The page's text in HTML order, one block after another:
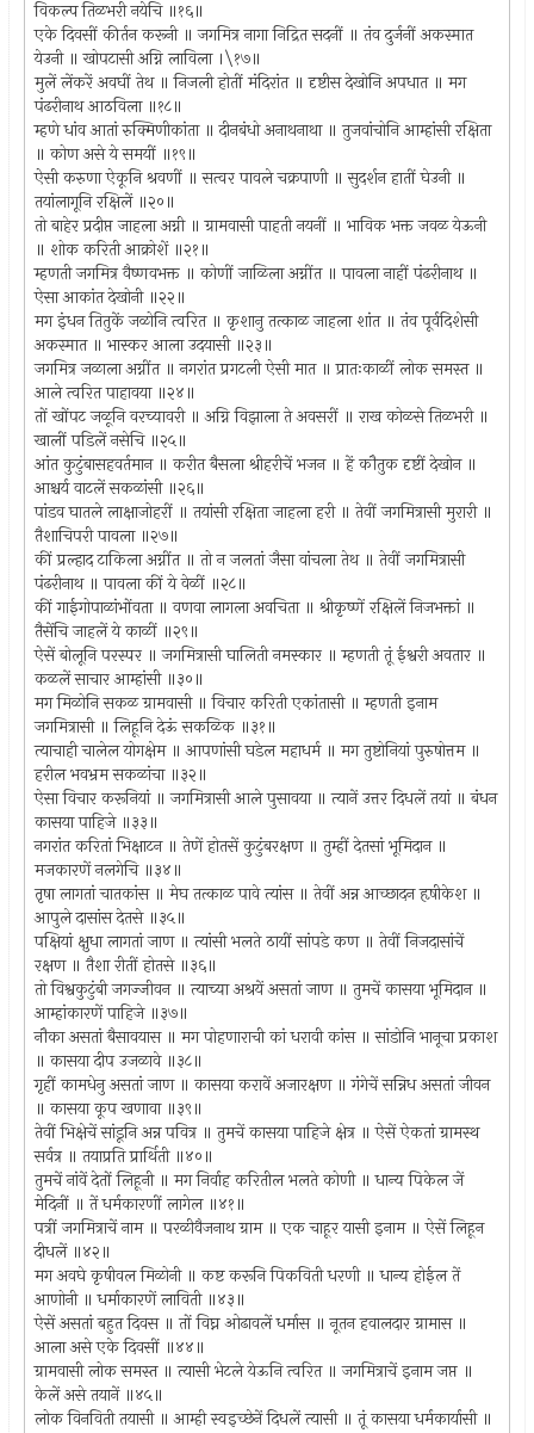
विकल्प तिळभरी नयेचि ॥१६॥
एके दिवसीं कीर्तन करूनी ॥ जगमित्र नागा निद्रित सदनीं ॥ तंव दुर्जनीं अकस्मात
येउनी ॥ खोपटासी अग्नि लाविला ।\१७॥
मुलें लेंकरें अवघीं तेथ ॥ निजली होतीं मंदिरांत ॥ दृष्टीस देखोनि अपधात ॥ मग
पंढरीनाथ आठविला ॥१८॥
म्हणे धांव आतां रुक्मिणीकांता ॥ दीनबंधो अनाथनाथा ॥ तुजवांचोनि आम्हांसी रक्षिता
॥ कोण असे ये समयीं ॥१९॥
ऐसी करुणा ऐकूनि श्रवणीं ॥ सत्वर पावले चक्रपाणी ॥ सुदर्शन हातीं घेउनी ॥
तयांलागूनि रक्षिलें ॥२०॥
तो बाहेर प्रदीप्त जाहला अग्नी ॥ ग्रामवासी पाहती नयनीं ॥ भाविक भक्त जवळ येऊनी
॥ शोक करिती आक्रोशें ॥२१॥
म्हणती जगमित्र वैष्णवभक्त ॥ कोणीं जाळिला अग्नींत ॥ पावला नाहीं पंढरीनाथ ॥
ऐसा आकांत देखोनी ॥२२॥
मग इंधन तितुकें जळोनि त्वरित ॥ कृशानु तत्काळ जाहला शांत ॥ तंव पूर्वदिशेसी
अकस्मात ॥ भास्कर आला उदयासी ॥२३॥
जगमित्र जळाला अग्नींत ॥ नगरांत प्रगटली ऐसी मात ॥ प्रातःकाळीं लोक समस्त ॥
आले त्वरित पाहावया ॥२४॥
तों खोंपट जळूनि वरच्यावरी ॥ अग्नि विझाला ते अवसरीं ॥ राख कोळसे तिळभरी ॥
खालीं पडिलें नसेचि ॥२५॥
आंत कुटुंबासहवर्तमान ॥ करीत बैसला श्रीहरीचें भजन ॥ हें कौतुक दृष्टीं देखोन ॥
आश्चर्य वाटलें सकळांसी ॥२६॥
पांडव घातले लाक्षाजोहरीं ॥ तयांसी रक्षिता जाहला हरी ॥ तेवीं जगमित्रासी मुरारी ॥
तैशाचिपरी पावला ॥२७॥
कीं प्रल्हाद टाकिला अग्नींत ॥ तो न जलतां जैसा वांचला तेथ ॥ तेवीं जगमित्रासी
पंढरीनाथ ॥ पावला कीं ये वेळीं ॥२८॥
कीं गाईगोपाळांभोंवता ॥ वणवा लागला अवचिता ॥ श्रीकृष्णें रक्षिलें निजभक्तां ॥
तैसेंचि जाहलें ये काळीं ॥२९॥
ऐसें बोलूनि परस्पर ॥ जगमित्रासी घालिती नमस्कार ॥ म्हणती तूं ईश्वरी अवतार ॥
कळलें साचार आम्हांसी ॥३०॥
मग मिळोनि सकळ ग्रामवासी ॥ विचार करिती एकांतासी ॥ म्हणती इनाम
जगमित्रासी ॥ लिहूनि देऊं सकळिक ॥३१॥
त्याचाही चालेल योगक्षेम ॥ आपणांसी घडेल महाधर्म ॥ मग तुष्टोनियां पुरुषोत्तम ॥
हरील भवभ्रम सकळांचा ॥३२॥
ऐसा विचार करूनियां ॥ जगमित्रासी आले पुसावया ॥ त्यानें उत्तर दिधलें तयां ॥ बंधन
कासया पाहिजे ॥३३॥
नगरांत करितां भिक्षाटन ॥ तेणें होतसें कुटुंबरक्षण ॥ तुम्हीं देतसां भूमिदान ॥
मजकारणें नलगेचि ॥३४॥
तृषा लागतां चातकांस ॥ मेघ तत्काळ पावे त्यांस ॥ तेवीं अन्न आच्छादन हृषीकेश ॥
आपुले दासांस देतसे ॥३५॥
पक्षियां क्षुधा लागतां जाण ॥ त्यांसी भलते ठायीं सांपडे कण ॥ तेवीं निजदासांचें
रक्षण ॥ तैशा रीतीं होतसे ॥३६॥
तो विश्वकुटुंबी जगज्जीवन ॥ त्याच्या अश्रयें असतां जाण ॥ तुमचें कासया भूमिदान ॥
आम्हांकारणें पाहिजे ॥३७॥
नौका असतां बैसावयास ॥ मग पोहणाराची कां धरावी कांस ॥ सांडोनि भानूचा प्रकाश
॥ कासया दीप उजळावे ॥३८॥
गृहीं कामधेनु असतां जाण ॥ कासया करावें अजारक्षण ॥ गंगेचें सन्निध असतां जीवन
॥ कासया कूप खणावा ॥३९॥
तेवीं भिक्षेचें सांडूनि अन्न पवित्र ॥ तुमचें कासया पाहिजे क्षेत्र ॥ ऐसें ऐकतां ग्रामस्थ
सर्वत्र ॥ तयाप्रति प्रार्थिती ॥४०॥
तुमचें नांवें देतों लिहूनी ॥ मग निर्वाह करितील भलते कोणी ॥ धान्य पिकेल जें
मेदिनीं ॥ तें धर्मकारणीं लागेल ॥४१॥
पत्रीं जगमित्राचें नाम ॥ परळीवैजनाथ ग्राम ॥ एक चाहूर यासी इनाम ॥ ऐसें लिहून
दीधलें ॥४२॥
मग अवघे कृषीवल मिळोनी ॥ कष्ट करूनि पिकविती धरणी ॥ धान्य होईल तें
आणोनी ॥ धर्माकारणें लाविती ॥४३॥
ऐसें असतां बहुत दिवस ॥ तों विघ्न ओढावलें धर्मास ॥ नूतन हवालदार ग्रामास ॥
आला असे एके दिवसीं ॥४४॥
ग्रामवासी लोक समस्त ॥ त्यासी भेटले येऊनि त्वरित ॥ जगमित्राचें इनाम जप्त ॥
केलें असे तयानें ॥४५॥
लोक विनविती तयासी ॥ आम्ही स्वइच्छेनें दिधलें त्यासी ॥ तूं कासया धर्मकार्यासी ॥